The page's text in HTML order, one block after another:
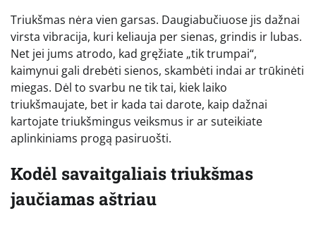
Triukšmas nėra vien garsas. Daugiabučiuose jis dažnai
virsta vibracija, kuri keliauja per sienas, grindis ir lubas.
Net jei jums atrodo, kad gręžiate „tik trumpai“,
kaimynui gali drebėti sienos, skambėti indai ar trūkinėti
miegas. Dėl to svarbu ne tik tai, kiek laiko
triukšmaujate, bet ir kada tai darote, kaip dažnai
kartojate triukšmingus veiksmus ir ar suteikiate
aplinkiniams progą pasiruošti.
Kodėl savaitgaliais triukšmas
jaučiamas aštriau